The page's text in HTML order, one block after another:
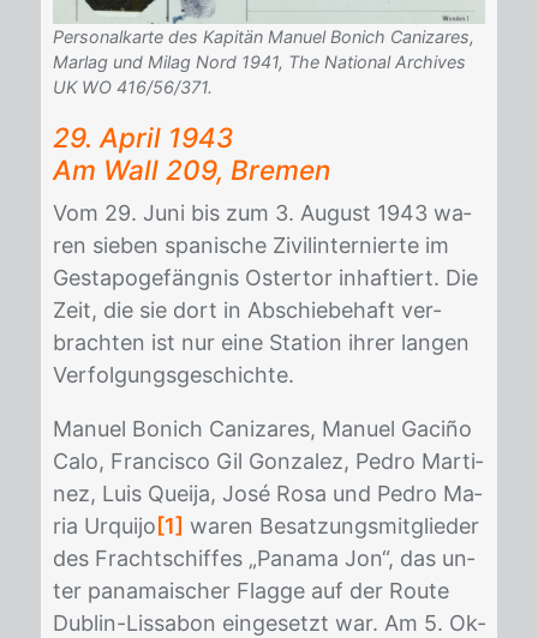
Personalkarte des Kapitän Manuel Bonich Canizares,
Marlag und Milag Nord 1941, The National Archives
UK WO 416/56/371.
29. April 1943
Am Wall 209, Bre­men
Vom 29. Juni bis zum 3. Au­gust 1943 wa­
ren sie­ben spa­ni­sche Zi­vil­in­ter­nier­te im
Ge­sta­po­ge­fäng­nis Os­ter­tor in­haf­tiert. Die
Zeit, die sie dort in Ab­schie­be­haft ver­
brach­ten ist nur eine Sta­ti­on ih­rer lan­gen
Ver­fol­gungs­ge­schich­te.
Ma­nu­el Bo­nich Ca­ni­za­res, Ma­nu­el Ga­ciño
Calo, Fran­cis­co Gil Gon­za­lez, Pe­dro Mar­ti­
nez, Luis Quei­ja, José Rosa und Pe­dro Ma­
ria Ur­qui­jo[1] wa­ren Be­sat­zungs­mit­glie­der
des Fracht­schif­fes „Pa­na­ma Jon“, das un­
ter pa­na­mai­scher Flag­ge auf der Rou­te
Dub­lin-Lis­sa­bon ein­ge­setzt war. Am 5. Ok­